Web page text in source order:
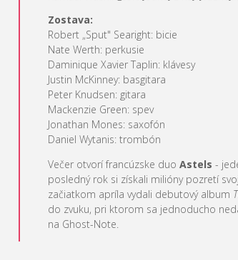
Zostava:
Robert „Sput" Searight: bicie
Nate Werth: perkusie
Daminique Xavier Taplin: klávesy
Justin McKinney: basgitara
Peter Knudsen: gitara
Mackenzie Green: spev
Jonathan Mones: saxofón
Daniel Wytanis: trombón
Večer otvorí francúzske duo Astels -
posledný rok si získali milióny pozretí
začiatkom apríla vydali debutový album
do zvuku, pri ktorom sa jednoducho
na Ghost-Note.